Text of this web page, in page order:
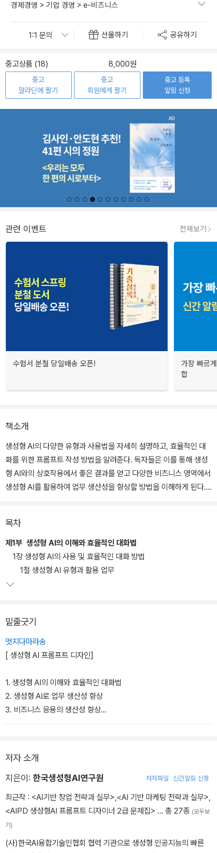
경제경영 > 기업 경영 > e-비즈니스
선물하기 공유하기
중고상품 (18) 8,000원
중고
알라딘에 팔기
중고
회원에게 팔기
중고 등록
알림 신청
관련 이벤트 전체보기
수험서 분철 당일배송 오픈!
가장 빠르
합
책소개
생성형 AI의 다양한 유형과 사용법을 자세히 설명하고, 효율적인 대
화를 위한 프롬프트 작성 방법을 알려준다. 독자들은 이를 통해 생성
형 AI와의 상호작용에서 좋은 결과를 얻고 다양한 비즈니스 영역에서
생성형 AI를 활용하여 업무 생산성을 향상할 방법을 이해하게 된다.
마케팅 및 영업, 인적자원관리, 운영 및 물류, 재무 및 회계 등에 관한
생성형 AI의 활용 사례와 실용적인 프롬프트를 소개한다. 또한 생성
형 AI가 생성하는 프로그래밍에 대한 이해와 실습 자료도 제공한다.
직장인들은 여기에서 소개한 프롬프트 디자인을 학습함으로써 생성
형 AI를 업무에 효율적으로 적용할 수 있다. 취업준비생은 산업 현장
목차
제1부 생성형 AI의 이해와 효율적인 대화법
1장 생성형 AI의 사용 및 효율적인 대화 방법
1절 생성형 AI 유형과 활용 업무
밑줄긋기
멋지다마라송
[ 생성형 AI 프롬프트 디자인]
1. 생성형 AI의 이해와 효율적인 대화법
2. 생성형 AI로 업무 생산성 향상
3. 비즈니스 응용의 생산성 향상
4. 생성형 AI 프로그래밍과 윤리적 AI 활용
저자 소개
지은이: 한국생성형AI연구원 저자파일 신간알림 신청
최근작 : <AI기반 창업 전략과 실무>,<AI 기반 마케팅 전략과 실무>,
<AIPD 생성형AI 프롬프트 디자이너 2급 문제집> … 총 27종 (모두보
기)
(사)한국AI융합기술인협회 협력 기관으로 생성형 인공지능의 빠른